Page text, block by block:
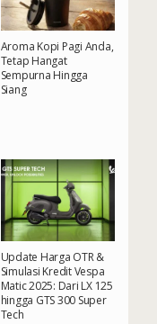
Aroma Kopi Pagi Anda,
Tetap Hangat
Sempurna Hingga
Siang
Update Harga OTR &
Simulasi Kredit Vespa
Matic 2025: Dari LX 125
hingga GTS 300 Super
Tech